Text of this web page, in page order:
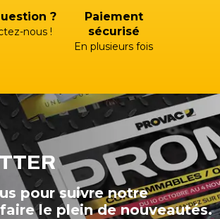
?
nous !
Paiement
sécurisé
En plusieurs fois
pour suivre notre
le plein de nouveautés.